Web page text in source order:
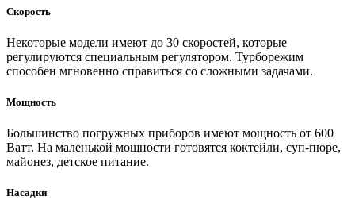
Скорость
Некоторые модели имеют до 30 скоростей, которые
регулируются специальным регулятором. Турборежим
способен мгновенно справиться со сложными задачами.
Мощность
Большинство погружных приборов имеют мощность от 600
Ватт. На маленькой мощности готовятся коктейли, суп-пюре,
майонез, детское питание.
Насадки